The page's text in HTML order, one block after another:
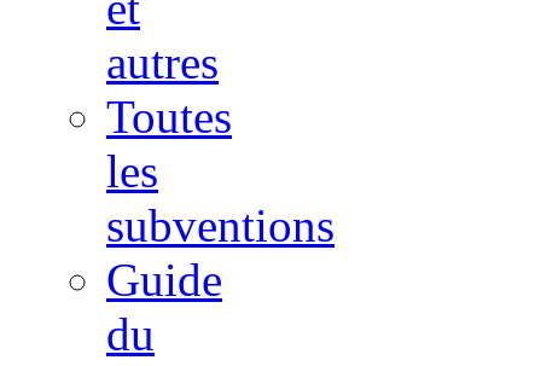
autres
Toutes
les
subventions
Guide
du